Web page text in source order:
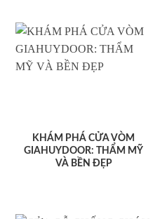
KHÁM PHÁ CỬA VÒM
GIAHUYDOOR: THẨM MỸ
VÀ BỀN ĐẸP